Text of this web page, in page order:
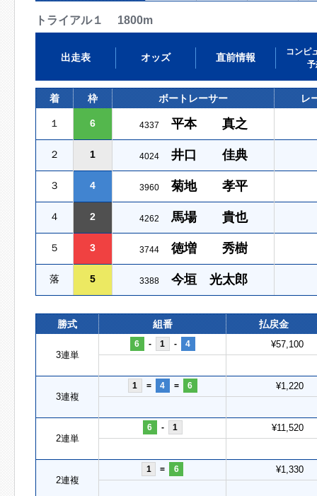
トライアル１ 1800m
出走表 オッズ 直前情報
コンピ
予
着 枠 ボートレーサー レ
１ 6 4337 平本 真之
２ 1 4024 井口 佳典
３ 4 3960 菊地 孝平
４ 2 4262 馬場 貴也
５ 3 3744 徳増 秀樹
落 5 3388 今垣 光太郎
勝式 組番 払戻金
3連単
6 - 1 - 4 ¥57,100
3連複
1 = 4 = 6 ¥1,220
2連単
6 - 1 ¥11,520
2連複
1 = 6 ¥1,330